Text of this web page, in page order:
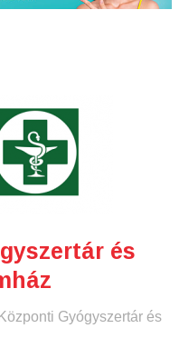
és
Gyógyszertár és